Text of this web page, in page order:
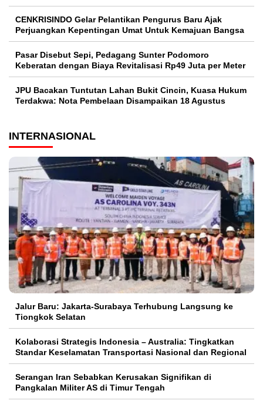
CENKRISINDO Gelar Pelantikan Pengurus Baru Ajak
Perjuangkan Kepentingan Umat Untuk Kemajuan Bangsa
Pasar Disebut Sepi, Pedagang Sunter Podomoro
Keberatan dengan Biaya Revitalisasi Rp49 Juta per Meter
JPU Bacakan Tuntutan Lahan Bukit Cincin, Kuasa Hukum
Terdakwa: Nota Pembelaan Disampaikan 18 Agustus
INTERNASIONAL
Jalur Baru: Jakarta-Surabaya Terhubung Langsung ke
Tiongkok Selatan
Kolaborasi Strategis Indonesia – Australia: Tingkatkan
Standar Keselamatan Transportasi Nasional dan Regional
Serangan Iran Sebabkan Kerusakan Signifikan di
Pangkalan Militer AS di Timur Tengah